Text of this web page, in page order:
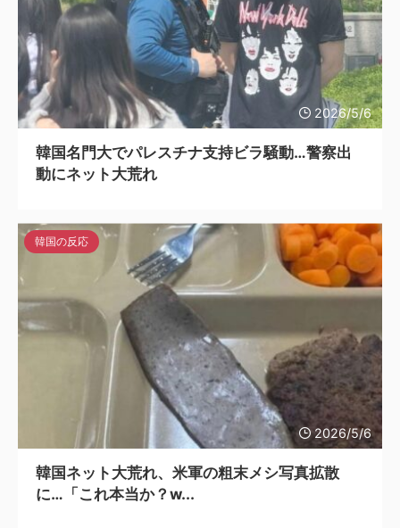
2026/5/6
韓国名門大でパレスチナ支持ビラ騒動…警察出
動にネット大荒れ
2026/5/6
韓国の反応
韓国ネット大荒れ、米軍の粗末メシ写真拡散
に…「これ本当か？w...